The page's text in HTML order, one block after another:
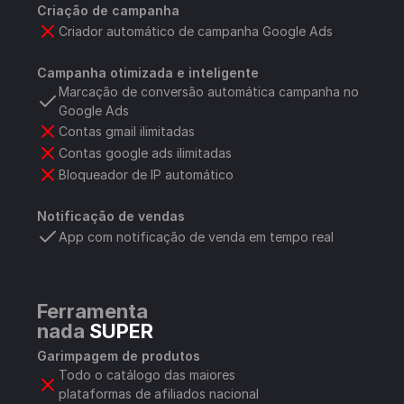
Criação de campanha
Criador automático de campanha Google Ads
Campanha otimizada e inteligente
Marcação de conversão automática campanha no
Google Ads
Contas gmail ilimitadas
Contas google ads ilimitadas
Bloqueador de IP automático
Notificação de vendas
App com notificação de venda em tempo real
Ferramenta
nada SUPER
Garimpagem de produtos
Todo o catálogo das maiores
plataformas de afiliados nacional